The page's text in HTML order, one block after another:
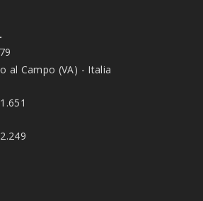
al Campo (VA) - Italia